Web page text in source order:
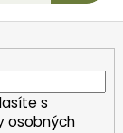
s
osobných